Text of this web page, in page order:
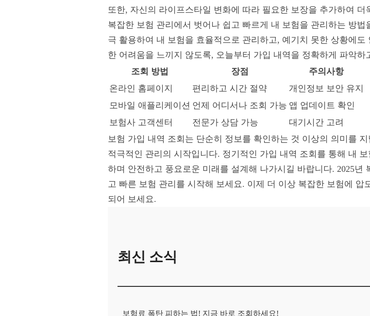
또한, 자신의 라이프스타일 변화에 따라 필요한 보장을 추가하여
복잡한 보험 관리에서 벗어나 쉽고 빠르게 내 보험을 관리하는 방
극 활용하여 내 보험을 효율적으로 관리하고, 예기치 못한 상황에
한 어려움을 느끼지 않도록, 오늘부터 가입 내역을 정확하게 파악
조회 방법
장점
주의사항
온라인 홈페이지
편리하고 시간 절약
개인정보 보안 유지
모바일 애플리케이션 언제 어디서나 조회 가능 앱 업데이트 확인
보험사 고객센터
전문가 상담 가능
대기시간 고려
보험 가입 내역 조회는 단순히 정보를 확인하는 것 이상의 의미를
적극적인 관리의 시작입니다. 정기적인 가입 내역 조회를 통해 내
하며 안전하고 풍요로운 미래를 설계해 나가시길 바랍니다. 2025년
고 빠른 보험 관리를 시작해 보세요. 이제 더 이상 복잡한 보험에
되어 보세요.
최신 소식
보험료 폭탄 피하는 법! 지금 바로 조회하세요!